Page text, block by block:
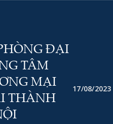
ĐẠI
TÂM
MẠI
THÀNH
17/08/2023